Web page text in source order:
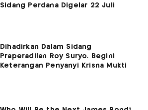
Sidang Perdana Digelar 22 Juli
Dihadirkan Dalam Sidang
Praperadilan Roy Suryo, Begini
Keterangan Penyanyi Krisna Mukti